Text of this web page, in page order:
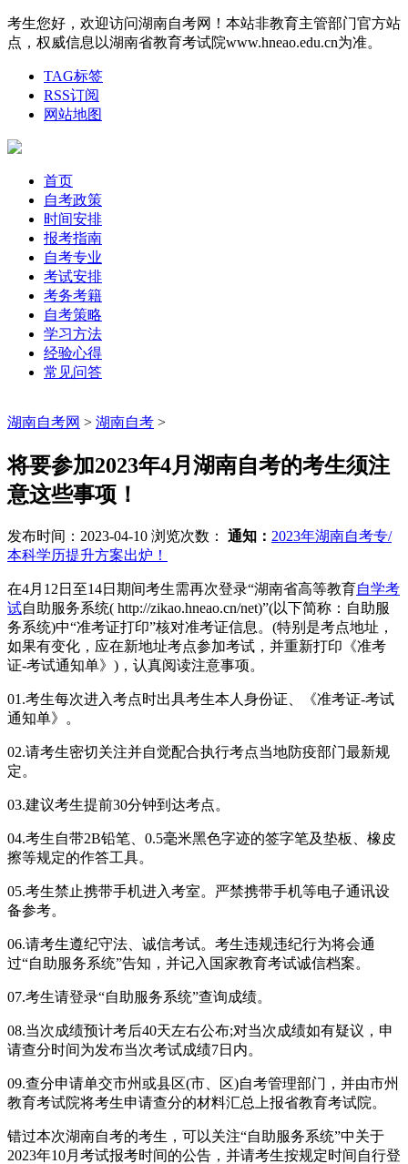
考生您好，欢迎访问湖南自考网！本站非教育主管部门官方站
点，权威信息以湖南省教育考试院www.hneao.edu.cn为准。
TAG标签
RSS订阅
网站地图
首页
自考政策
时间安排
报考指南
自考专业
考试安排
考务考籍
自考策略
学习方法
经验心得
常见问答
湖南自考网 > 湖南自考 >
将要参加2023年4月湖南自考的考生须注
意这些事项！
发布时间：2023-04-10 浏览次数： 通知： 2023年湖南自考专/
本科学历提升方案出炉！
在4月12日至14日期间考生需再次登录“湖南省高等教育自学考
试自助服务系统( http://zikao.hneao.cn/net)”(以下简称：自助服
务系统)中“准考证打印”核对准考证信息。(特别是考点地址，
如果有变化，应在新地址考点参加考试，并重新打印《准考
证-考试通知单》)，认真阅读注意事项。
01.考生每次进入考点时出具考生本人身份证、《准考证-考试
通知单》。
02.请考生密切关注并自觉配合执行考点当地防疫部门最新规
定。
03.建议考生提前30分钟到达考点。
04.考生自带2B铅笔、0.5毫米黑色字迹的签字笔及垫板、橡皮
擦等规定的作答工具。
05.考生禁止携带手机进入考室。严禁携带手机等电子通讯设
备参考。
06.请考生遵纪守法、诚信考试。考生违规违纪行为将会通
过“自助服务系统”告知，并记入国家教育考试诚信档案。
07.考生请登录“自助服务系统”查询成绩。
08.当次成绩预计考后40天左右公布;对当次成绩如有疑议，申
请查分时间为发布当次考试成绩7日内。
09.查分申请单交市州或县区(市、区)自考管理部门，并由市州
教育考试院将考生申请查分的材料汇总上报省教育考试院。
错过本次湖南自考的考生，可以关注“自助服务系统”中关于
2023年10月考试报考时间的公告，并请考生按规定时间自行登